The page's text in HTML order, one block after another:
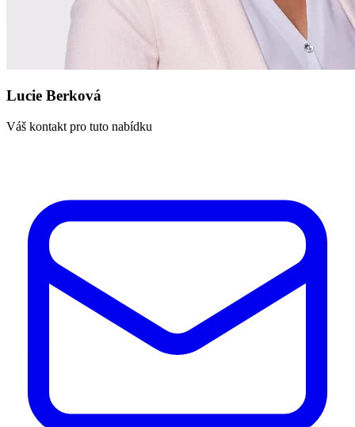
Lucie Berková
Váš kontakt pro tuto nabídku